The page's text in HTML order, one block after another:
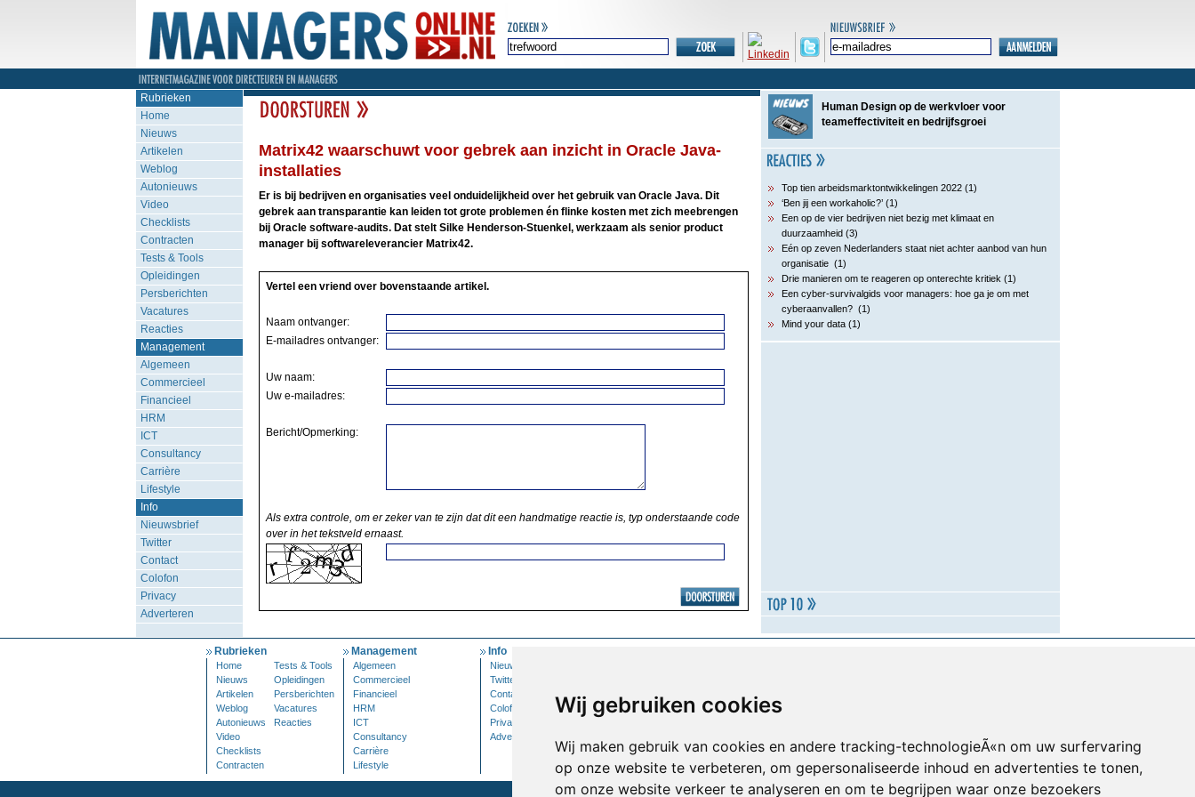
Wij gebruiken cookies
Wij maken gebruik van cookies en andere tracking-technologieÃ«n om uw surfervaring
op onze website te verbeteren, om gepersonaliseerde inhoud en advertenties te tonen,
om onze website verkeer te analyseren en om te begrijpen waar onze bezoekers
Rubrieken
Home
Nieuws
Artikelen
Weblog
Autonieuws
Video
Checklists
Contracten
Tests & Tools
Opleidingen
Persberichten
Vacatures
Reacties
Management
Algemeen
Commercieel
Financieel
HRM
ICT
Consultancy
Carrière
Lifestyle
Info
Nieuwsbrief
Twitter
Contact
Colofon
Privacy
Adverteren
Matrix42 waarschuwt voor gebrek aan inzicht in Oracle Java-
installaties
Er is bij bedrijven en organisaties veel onduidelijkheid over het gebruik van Oracle Java. Dit
gebrek aan transparantie kan leiden tot grote problemen én flinke kosten met zich meebrengen
bij Oracle software-audits. Dat stelt Silke Henderson-Stuenkel, werkzaam als senior product
manager bij softwareleverancier Matrix42.
Vertel een vriend over bovenstaande artikel.
Naam ontvanger:
E-mailadres ontvanger:
Uw naam:
Uw e-mailadres:
Bericht/Opmerking:
Als extra controle, om er zeker van te zijn dat dit een handmatige reactie is, typ onderstaande code
over in het tekstveld ernaast.
Human Design op de werkvloer voor
teameffectiviteit en bedrijfsgroei
Top tien arbeidsmarktontwikkelingen 2022 (1)
‘Ben jij een workaholic?’ (1)
Een op de vier bedrijven niet bezig met klimaat en
duurzaamheid (3)
Eén op zeven Nederlanders staat niet achter aanbod van hun
organisatie (1)
Drie manieren om te reageren op onterechte kritiek (1)
Een cyber-survivalgids voor managers: hoe ga je om met
cyberaanvallen? (1)
Mind your data (1)
Rubrieken
Home
Tests & Tools
Nieuws
Opleidingen
Artikelen
Persberichten
Weblog
Vacatures
Autonieuws
Reacties
Video
Checklists
Contracten
Management
Algemeen
Commercieel
Financieel
HRM
ICT
Consultancy
Carrière
Lifestyle
Info
Nieuwsbrief
Twitter
Contact
Colofon
Privacy
Adverteren